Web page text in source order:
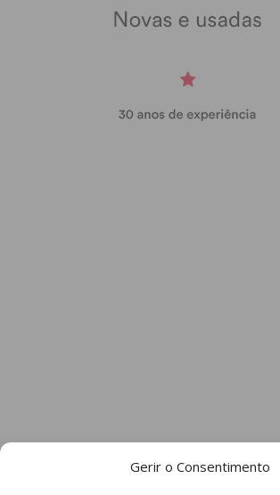
Gerir o Consentimento